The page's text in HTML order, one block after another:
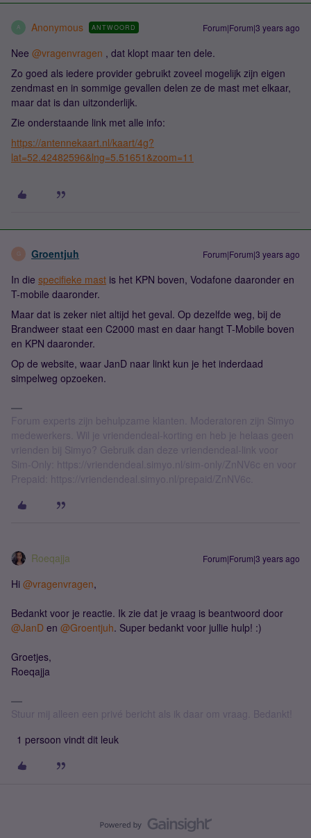
A Anonymous ANTWOORD Forum|Forum|3 years ago
Nee @vragenvragen , dat klopt maar ten dele.
Zo goed als iedere provider gebruikt zoveel mogelijk zijn eigen
zendmast en in sommige gevallen delen ze de mast met elkaar,
maar dat is dan uitzonderlijk.
Zie onderstaande link met alle info:
https://antennekaart.nl/kaart/4g?
lat=52.42482596&lng=5.51651&zoom=11
G Groentjuh Forum|Forum|3 years ago
In die specifieke mast is het KPN boven, Vodafone daaronder en
T-mobile daaronder.
Maar dat is zeker niet altijd het geval. Op dezelfde weg, bij de
Brandweer staat een C2000 mast en daar hangt T-Mobile boven
en KPN daaronder.
Op de website, waar JanD naar linkt kun je het inderdaad
simpelweg opzoeken.
Forum experts zijn behulpzame klanten. Moderatoren zijn Simyo
medewerkers. Wil je vriendendeal-korting en heb je helaas geen
vrienden bij Simyo? Gebruik dan deze vriendendeal-link voor
Sim-Only: https://vriendendeal.simyo.nl/sim-only/ZnNV6c en voor
Prepaid: https://vriendendeal.simyo.nl/prepaid/ZnNV6c.
Roeqajja Forum|Forum|3 years ago
Hi @vragenvragen,
Bedankt voor je reactie. Ik zie dat je vraag is beantwoord door
@JanD en @Groentjuh. Super bedankt voor jullie hulp! :)
Groetjes,
Roeqajja
Stuur mij alleen een privé bericht als ik daar om vraag. Bedankt!
1 persoon vindt dit leuk